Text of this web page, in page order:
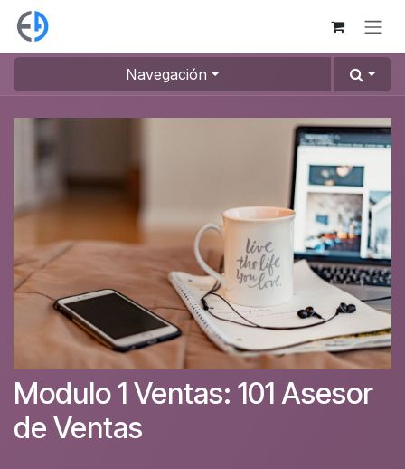
Ir al contenido
Navegación
Modulo 1 Ventas: 101 Asesor
de Ventas